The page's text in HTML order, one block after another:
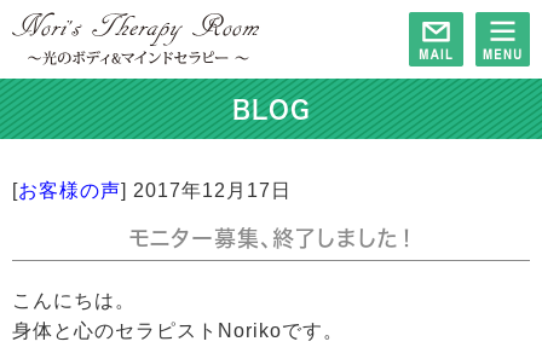
BLOG
[お客様の声] 2017年12月17日
モニター募集、終了しました！
こんにちは。
身体と心のセラピストNorikoです。